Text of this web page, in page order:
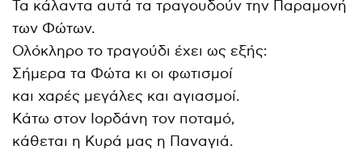
Τα κάλαντα αυτά τα τραγουδούν την Παραμονή
των Φώτων.
Ολόκληρο το τραγούδι έχει ως εξής:
Σήμερα τα Φώτα κι οι φωτισμοί
και χαρές μεγάλες και αγιασμοί.
Κάτω στον Ιορδάνη τον ποταμό,
κάθεται η Κυρά μας η Παναγιά.